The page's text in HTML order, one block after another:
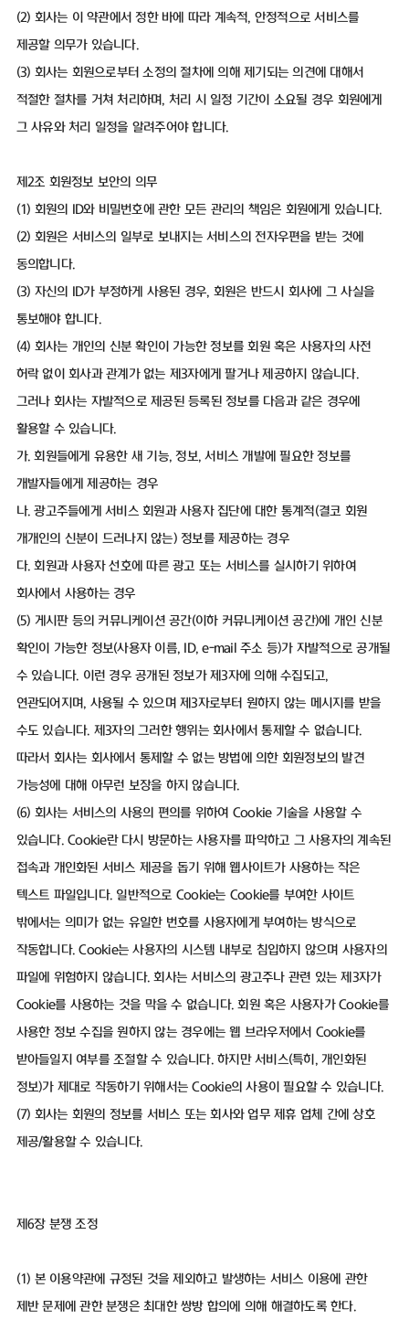
(2) 회사는 이 약관에서 정한 바에 따라 계속적, 안정적으로 서비스를
제공할 의무가 있습니다.
(3) 회사는 회원으로부터 소정의 절차에 의해 제기되는 의견에 대해서
적절한 절차를 거쳐 처리하며, 처리 시 일정 기간이 소요될 경우 회원에게
그 사유와 처리 일정을 알려주어야 합니다.
제2조 회원정보 보안의 의무
(1) 회원의 ID와 비밀번호에 관한 모든 관리의 책임은 회원에게 있습니다.
(2) 회원은 서비스의 일부로 보내지는 서비스의 전자우편을 받는 것에
동의합니다.
(3) 자신의 ID가 부정하게 사용된 경우, 회원은 반드시 회사에 그 사실을
통보해야 합니다.
(4) 회사는 개인의 신분 확인이 가능한 정보를 회원 혹은 사용자의 사전
허락 없이 회사과 관계가 없는 제3자에게 팔거나 제공하지 않습니다.
그러나 회사는 자발적으로 제공된 등록된 정보를 다음과 같은 경우에
활용할 수 있습니다.
가. 회원들에게 유용한 새 기능, 정보, 서비스 개발에 필요한 정보를
개발자들에게 제공하는 경우
나. 광고주들에게 서비스 회원과 사용자 집단에 대한 통계적(결코 회원
개개인의 신분이 드러나지 않는) 정보를 제공하는 경우
다. 회원과 사용자 선호에 따른 광고 또는 서비스를 실시하기 위하여
회사에서 사용하는 경우
(5) 게시판 등의 커뮤니케이션 공간(이하 커뮤니케이션 공간)에 개인 신분
확인이 가능한 정보(사용자 이름, ID, e-mail 주소 등)가 자발적으로 공개될
수 있습니다. 이런 경우 공개된 정보가 제3자에 의해 수집되고,
연관되어지며, 사용될 수 있으며 제3자로부터 원하지 않는 메시지를 받을
수도 있습니다. 제3자의 그러한 행위는 회사에서 통제할 수 없습니다.
따라서 회사는 회사에서 통제할 수 없는 방법에 의한 회원정보의 발견
가능성에 대해 아무런 보장을 하지 않습니다.
(6) 회사는 서비스의 사용의 편의를 위하여 Cookie 기술을 사용할 수
있습니다. Cookie란 다시 방문하는 사용자를 파악하고 그 사용자의 계속된
접속과 개인화된 서비스 제공을 돕기 위해 웹사이트가 사용하는 작은
텍스트 파일입니다. 일반적으로 Cookie는 Cookie를 부여한 사이트
밖에서는 의미가 없는 유일한 번호를 사용자에게 부여하는 방식으로
작동합니다. Cookie는 사용자의 시스템 내부로 침입하지 않으며 사용자의
파일에 위험하지 않습니다. 회사는 서비스의 광고주나 관련 있는 제3자가
Cookie를 사용하는 것을 막을 수 없습니다. 회원 혹은 사용자가 Cookie를
사용한 정보 수집을 원하지 않는 경우에는 웹 브라우저에서 Cookie를
받아들일지 여부를 조절할 수 있습니다. 하지만 서비스(특히, 개인화된
정보)가 제대로 작동하기 위해서는 Cookie의 사용이 필요할 수 있습니다.
(7) 회사는 회원의 정보를 서비스 또는 회사와 업무 제휴 업체 간에 상호
제공/활용할 수 있습니다.
제6장 분쟁 조정
(1) 본 이용약관에 규정된 것을 제외하고 발생하는 서비스 이용에 관한
제반 문제에 관한 분쟁은 최대한 쌍방 합의에 의해 해결하도록 한다.